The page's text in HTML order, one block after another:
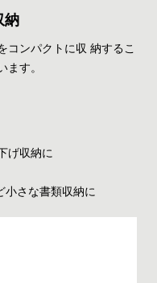
納
コンパクトに収 納するこ
ます。
げ収納に
小さな書類収納に